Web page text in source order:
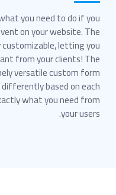
you need to do if you
on your website. The
letting you
from your clients! The
versatile custom form
based on each
what you need from
your users.